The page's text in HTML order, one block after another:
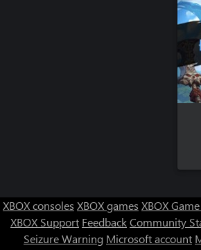
XBOX consoles XBOX games XBOX
XBOX Support FeedbackCommunity
Seizure Warning Microsoft account